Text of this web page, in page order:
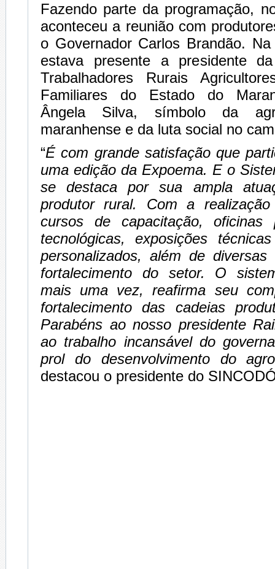
Fazendo parte da programação,
aconteceu a reunião com
o Governador Carlos Brandão.
estava presente a presidente
Trabalhadores Rurais
Familiares do Estado do
Ângela Silva, símbolo da
maranhense e da luta social no
“É com grande satisfação que
uma edição da Expoema. E o
se destaca por sua ampla
produtor rural. Com a
cursos de capacitação, oficinas
tecnológicas, exposições
personalizados, além de
fortalecimento do setor. O
mais uma vez, reafirma seu
fortalecimento das cadeias
Parabéns ao nosso presidente
ao trabalho incansável do
prol do desenvolvimento do
destacou o presidente do